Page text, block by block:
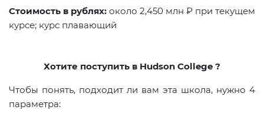
Стоимость в рублях: около 2,450 млн ₽ при текущем
курсе; курс плавающий
Хотите поступить в Hudson College ?
Чтобы понять, подходит ли вам эта школа, нужно 4
параметра: